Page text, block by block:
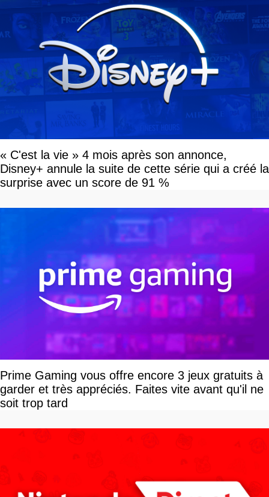
« C'est la vie » 4 mois après son annonce,
Disney+ annule la suite de cette série qui a créé la
surprise avec un score de 91 %
Prime Gaming vous offre encore 3 jeux gratuits à
garder et très appréciés. Faites vite avant qu'il ne
soit trop tard